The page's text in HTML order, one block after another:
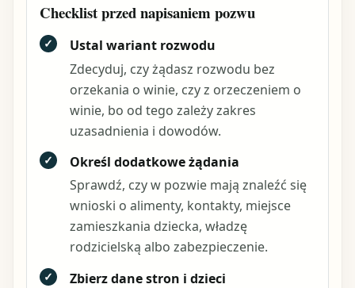
Checklist przed napisaniem pozwu
✓
Ustal wariant rozwodu
Zdecyduj, czy żądasz rozwodu bez
orzekania o winie, czy z orzeczeniem o
winie, bo od tego zależy zakres
uzasadnienia i dowodów.
✓
Określ dodatkowe żądania
Sprawdź, czy w pozwie mają znaleźć się
wnioski o alimenty, kontakty, miejsce
zamieszkania dziecka, władzę
rodzicielską albo zabezpieczenie.
✓
Zbierz dane stron i dzieci